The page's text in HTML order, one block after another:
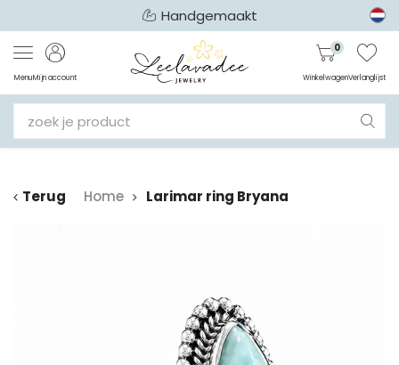
Handgemaakt
MenuMijn account
0
WinkelwagenVerlanglijst
Terug Home Larimar ring Bryana